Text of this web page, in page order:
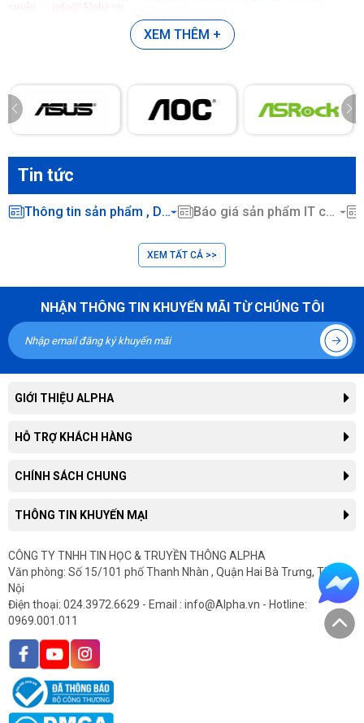
xuyên ... info@Alpha.vn
XEM THÊM +
Tin tức
Thông tin sản phẩm , Dịch vụ CNTT ... Báo giá sản phẩm IT chính hãng
XEM TẤT CẢ >>
NHẬN THÔNG TIN KHUYẾN MÃI TỪ CHÚNG TÔI
GIỚI THIỆU ALPHA
Giới thiệu công ty
Thông tin tuyển dụng
Tin tức
HỖ TRỢ KHÁCH HÀNG
Tra cứu đơn hàng
Hướng dẫn thanh toán
In hóa đơn điện tử
Gửi yêu cầu bảo hành
Góp ý, Khiếu Nại
CHÍNH SÁCH CHUNG
Chính sách, quy định chung
Chính sách bảo hành
Chính sách cho doanh nghiệp
Chính sách hàng chính hãng
Chính sách nhập lại tính phí
Bảo mật thông tin khách hàng
THÔNG TIN KHUYẾN MẠI
Thông tin khuyến mại
Sản phẩm khuyến mại
Sản phẩm mới
CÔNG TY TNHH TIN HỌC & TRUYỀN THÔNG ALPHA
Văn phòng: Số 15/101 phố Thanh Nhàn , Quận Hai Bà Trưng, TP Hà
Nội
Điện thoại: 024.3972.6629 - Email : info@Alpha.vn - Hotline:
0969.001.011